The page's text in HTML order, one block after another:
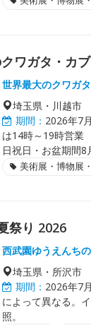
ワガタ・カ
世界最大のクワガ
埼玉県・川越市
期間： 2026年7
は14時～19時営
日祝日・お盆期間
美術展・博物展
祭り 2026
西武園ゆうえんち
埼玉県・所沢市
期間： 2026年7
によって異なる。
照。